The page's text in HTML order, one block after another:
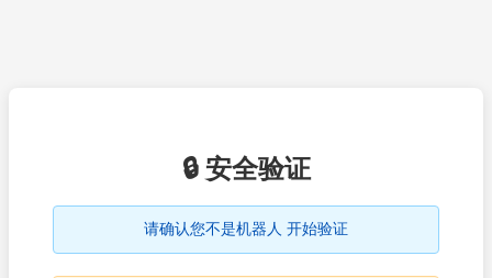
🔒 安全验证
请确认您不是机器人 开始验证